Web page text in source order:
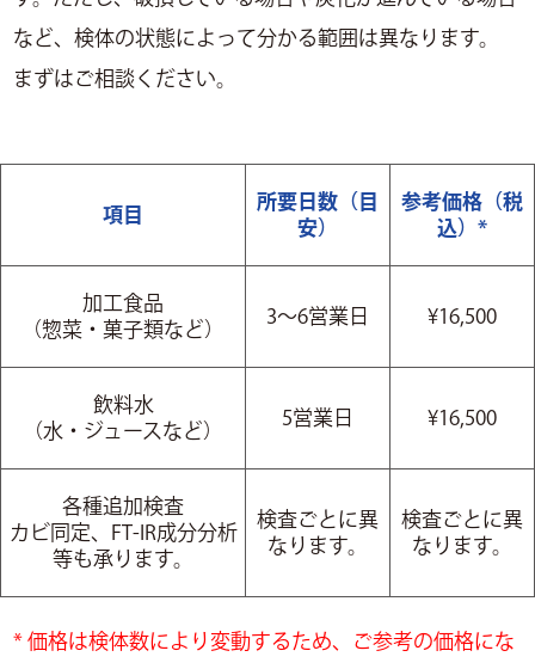
など、検体の状態によって分かる範囲は異なります。
まずはご相談ください。
項目
所要日数（目
安）
参考価格（税
込）*
加工食品
（惣菜・菓子類など）
3～6営業日 ¥16,500
飲料水
（水・ジュースなど）
5営業日 ¥16,500
各種追加検査
カビ同定、FT-IR成分分析
等も承ります。
検査ごとに異
なります。
検査ごとに異
なります。
* 価格は検体数により変動するため、ご参考の価格にな